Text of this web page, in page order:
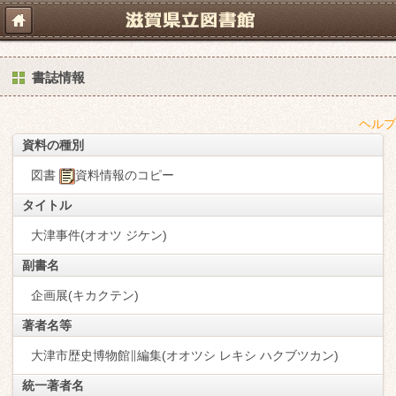
書誌情報
ヘルプ
資料の種別
図書 資料情報のコピー
タイトル
大津事件(オオツ ジケン)
副書名
企画展(キカクテン)
著者名等
大津市歴史博物館∥編集(オオツシ レキシ ハクブツカン)
統一著者名